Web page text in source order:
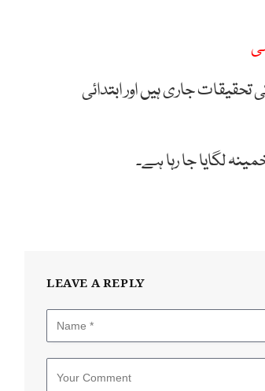
جاری ہیں اور ابتدائی
لگایا جا رہا ہے۔
LEAVE A REPLY